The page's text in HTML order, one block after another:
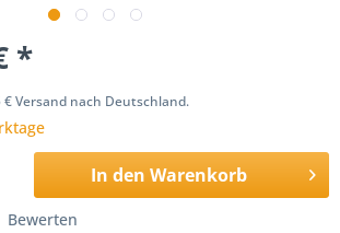
*
€ Versand nach Deutschland.
In den Warenkorb
Bewerten